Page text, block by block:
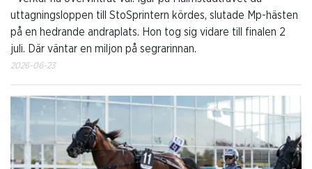
uttagningsloppen till StoSprintern kördes, slutade Mp-hästen
på en hedrande andraplats. Hon tog sig vidare till finalen 2
juli. Där väntar en miljon på segrarinnan.
2026-06-23